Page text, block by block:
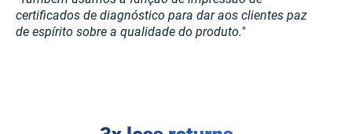
certificados de diagnóstico para dar aos clientes paz
de espírito sobre a qualidade do produto."